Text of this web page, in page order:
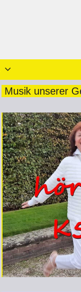
Musik unserer